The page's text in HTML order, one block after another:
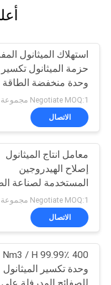
استهلاك الميثانول
حزمة الميثانول تكسير
وحدة منخفضة الطاقة
Negotiate MOQ:1 مجموعة
الاتصال
معامل انتاج الميثانول
إصلاح الهيدروجين
المستخدمة لصناعة
Negotiate MOQ:1 مجموعة
الاتصال
400 Nm3 / H 99.99٪
وحدة تكسير الميثانول